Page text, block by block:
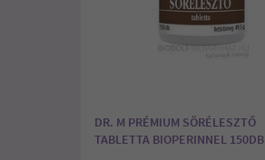
DR. M PRÉMIUM SÖRÉLESZTŐ
TABLETTA BIOPERINNEL 150DB